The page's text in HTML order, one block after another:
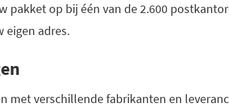
pakket op bij één van de 2.600
eigen adres.
met verschillende fabrikanten en